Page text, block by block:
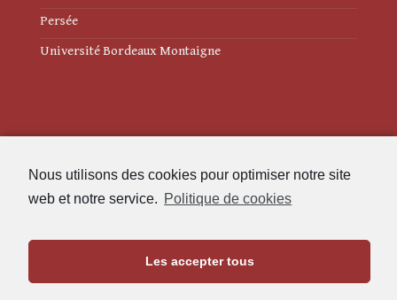
Nous utilisons des cookies pour optimiser notre site
web et notre service. Politique de cookies
Les accepter tous
Persée
Université Bordeaux Montaigne
Politique de cookies (UE)
Maison de l'Archéologie